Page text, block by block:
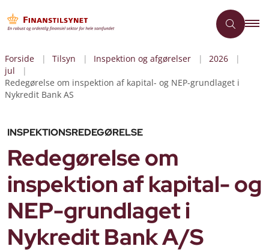
Forside Tilsyn Inspektion og afgørelser
2026
jul
Redegørelse om inspektion af kapital- og NEP-grundlaget i
Nykredit Bank AS
INSPEKTIONSREDEGØRELSE
Redegørelse om
inspektion af kapital- og
NEP-grundlaget i
Nykredit Bank A/S